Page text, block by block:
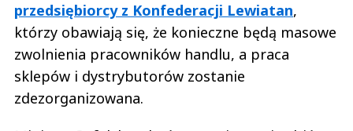
przedsiębiorcy z Konfederacji Lewiatan,
którzy obawiają się, że konieczne będą masowe
zwolnienia pracowników handlu, a praca
sklepów i dystrybutorów zostanie
zdezorganizowana.